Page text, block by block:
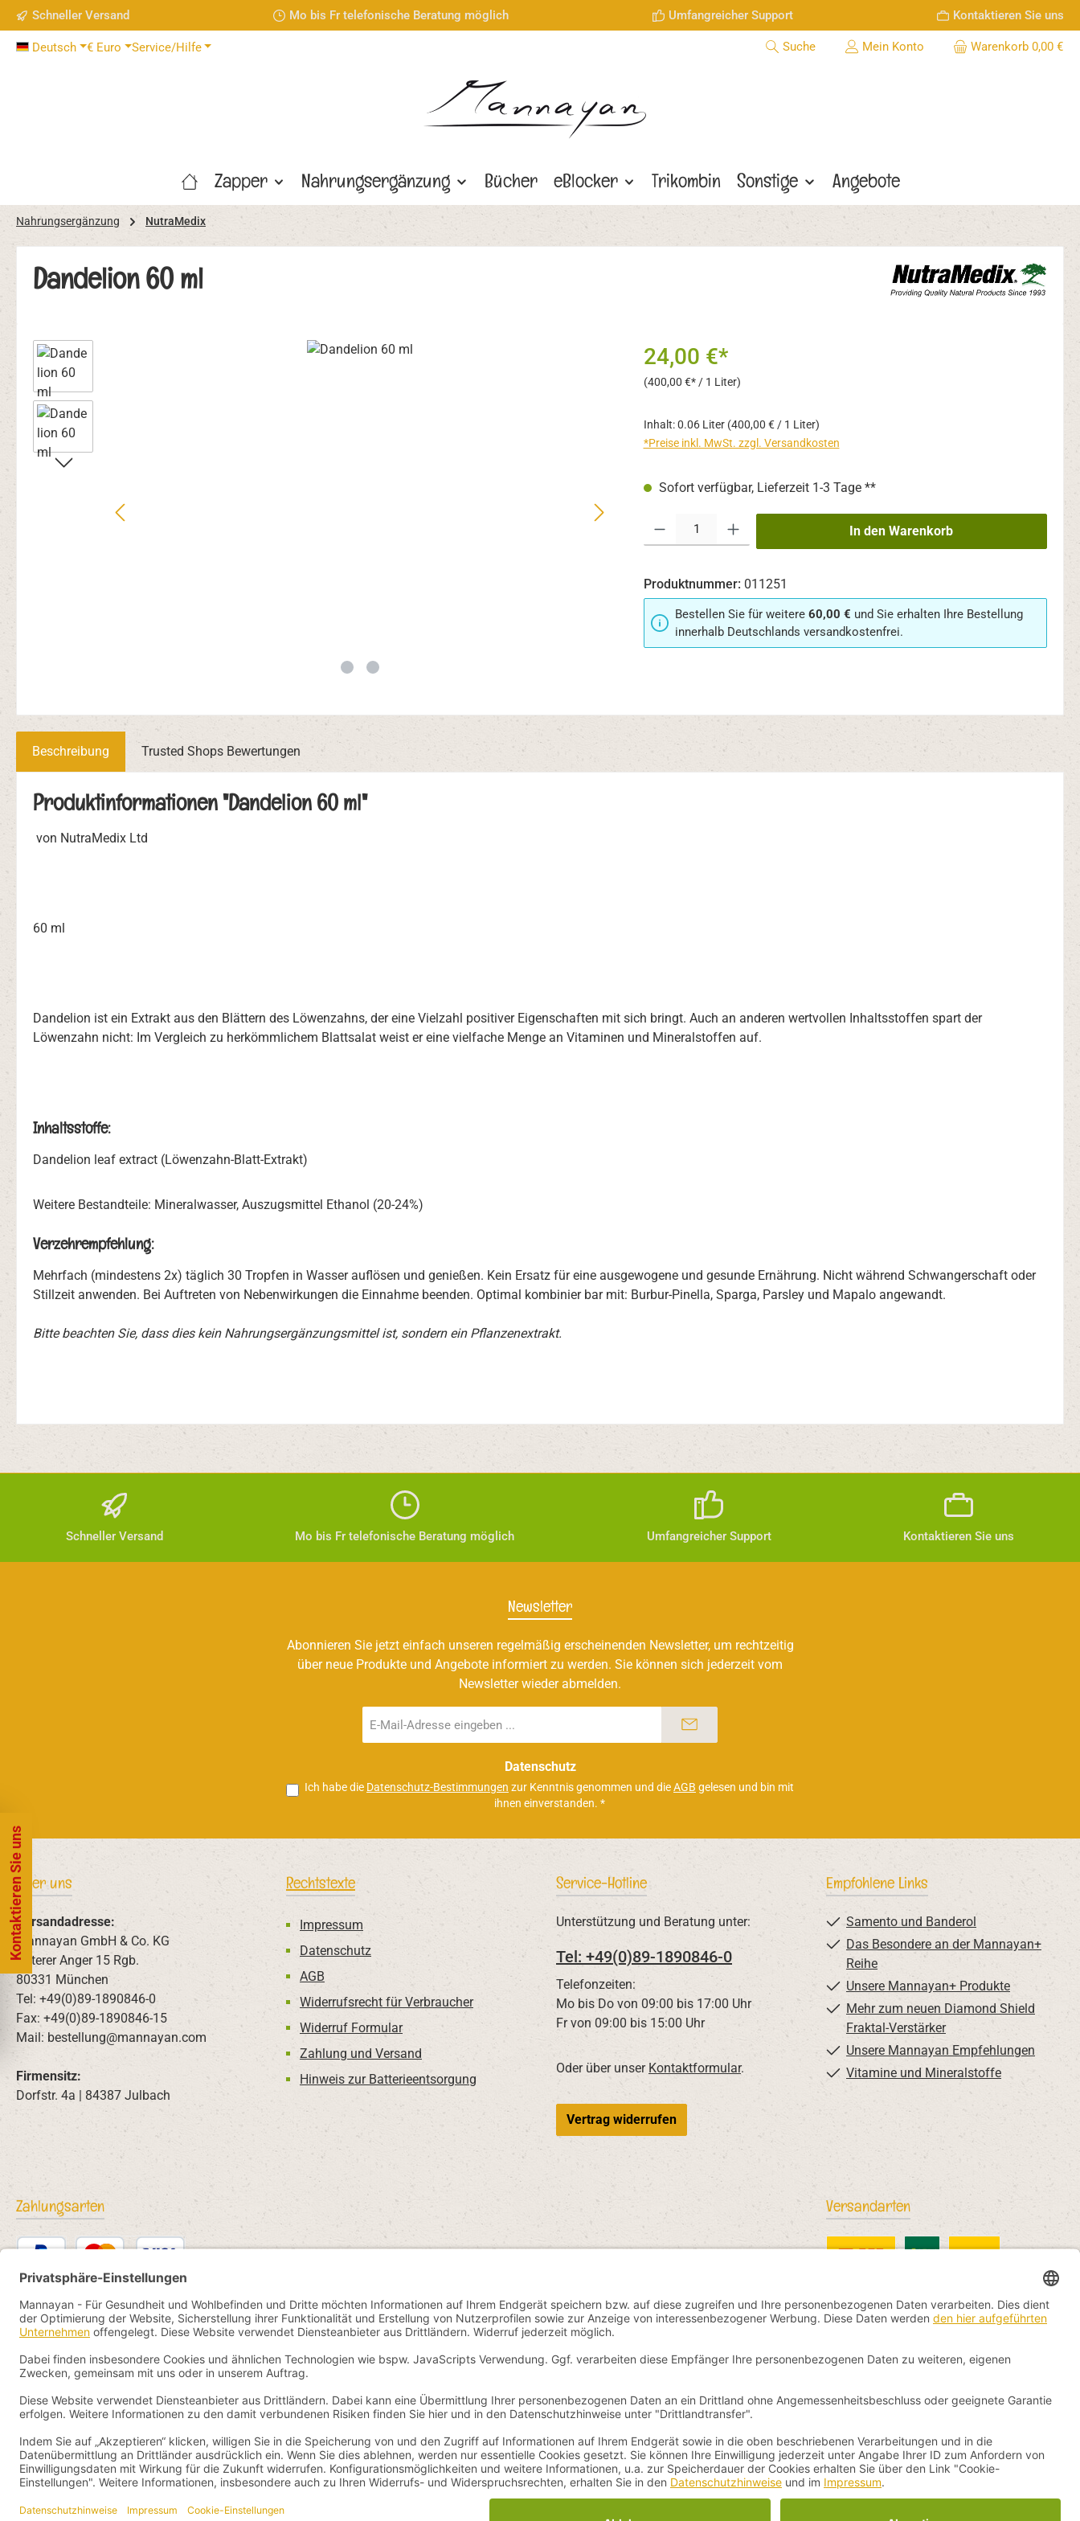
Hauptinhalt springen
Zur Suche springen
Zur Hauptnavigation springen
Schneller Versand Mo bis Fr telefonische Beratung möglich Umfangreicher Support Kontaktieren Sie uns
Deutsch € Euro Service/Hilfe Suche Mein Konto Warenkorb 0,00 €
Zapper Nahrungsergänzung Bücher eBlocker Trikombin Sonstige Angebote
Nahrungsergänzung NutraMedix
Dandelion 60 ml
Bildergalerie überspringen 24,00 €*
(400,00 €* / 1 Liter)
Inhalt:0.06 Liter (400,00 € / 1 Liter)
*Preise inkl. MwSt. zzgl. Versandkosten
Sofort verfügbar, Lieferzeit 1-3 Tage **
Produkt Anzahl: Gib den gewünschten Wert ein oder benutze die Schaltflächen um die
In den Warenkorb
Produktnummer: 011251
Bestellen Sie für weitere 60,00 € und Sie erhalten Ihre Bestellung
innerhalb Deutschlands versandkostenfrei.
Beschreibung Trusted Shops Bewertungen
Produktinformationen "Dandelion 60 ml"
von NutraMedix Ltd
60 ml
Dandelion ist ein Extrakt aus den Blättern des Löwenzahns, der eine Vielzahl positiver Eigenschaften mit sich bringt. Auch an anderen wertvollen Inhaltsstoffen spart der
Löwenzahn nicht: Im Vergleich zu herkömmlichem Blattsalat weist er eine vielfache Menge an Vitaminen und Mineralstoffen auf.
Inhaltsstoffe:
Dandelion leaf extract (Löwenzahn-Blatt-Extrakt)
Weitere Bestandteile: Mineralwasser, Auszugsmittel Ethanol (20-24%)
Verzehrempfehlung:
Mehrfach (mindestens 2x) täglich 30 Tropfen in Wasser auflösen und genießen. Kein Ersatz für eine ausgewogene und gesunde Ernährung. Nicht während Schwangerschaft oder
Stillzeit anwenden. Bei Auftreten von Nebenwirkungen die Einnahme beenden. Optimal kombinier bar mit: Burbur-Pinella, Sparga, Parsley und Mapalo angewandt.
Bitte beachten Sie, dass dies kein Nahrungsergänzungsmittel ist, sondern ein Pflanzenextrakt.
Schneller Versand Mo bis Fr telefonische Beratung möglich Umfangreicher Support Kontaktieren Sie uns
Newsletter
Abonnieren Sie jetzt einfach unseren regelmäßig erscheinenden Newsletter, um rechtzeitig
über neue Produkte und Angebote informiert zu werden. Sie können sich jederzeit vom
Newsletter wieder abmelden.
Mail-
Datenschutz
Ich habe die Datenschutz-Bestimmungen zur Kenntnis genommen und dieAGB gelesen und bin mit
ihnen einverstanden. *
Über uns
Versandadresse:
Mannayan GmbH & Co. KG
Unterer Anger 15 Rgb.
80331 München
Tel: +49(0)89-1890846-0
Fax: +49(0)89-1890846-15
Mail: bestellung@mannayan.com
Firmensitz:
Dorfstr. 4a | 84387 Julbach
Rechtstexte
Impressum
Datenschutz
AGB
Widerrufsrecht für Verbraucher
Widerruf Formular
Zahlung und Versand
Hinweis zur Batterieentsorgung
Service-Hotline
Unterstützung und Beratung unter:
Tel: +49(0)89-1890846-0
Telefonzeiten:
Mo bis Do von 09:00 bis 17:00 Uhr
Fr von 09:00 bis 15:00 Uhr
Oder über unser Kontaktformular.
Vertrag widerrufen
Empfohlene Links
Samento und Banderol
Das Besondere an der Mannayan+
Reihe
Unsere Mannayan+ Produkte
Mehr zum neuen Diamond Shield
Fraktal-Verstärker
Unsere Mannayan Empfehlungen
Vitamine und Mineralstoffe
Zahlungsarten
PayPal Kredit- oder Debitkarte
BancontactSEPA Lastschrift
eps
iDEAL Przelewy24
Vorkasse Pay by YaBandPay
WeChat Pay + AliPay
Versandarten
DHL International
Alle Preise inkl. gesetzl. Mehrwertsteuer zzgl. und ggf. Nachnahmegebühren, wenn nicht anders angegeben.
Kontaktieren Sie uns